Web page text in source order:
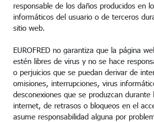
responsable de los daños producidos en
informáticos del usuario o de terceros
sitio web.
EUROFRED no garantiza que la página
estén libres de virus y no se hace
o perjuicios que se puedan derivar de
omisiones, interrupciones, virus
desconexiones que se produzcan durante
internet, de retrasos o bloqueos en el
asume responsabilidad alguna por